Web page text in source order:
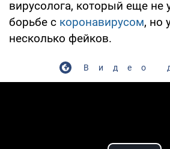
вирусолога, который еще не
борьбе с коронавирусом, но
несколько фейков.
Видео